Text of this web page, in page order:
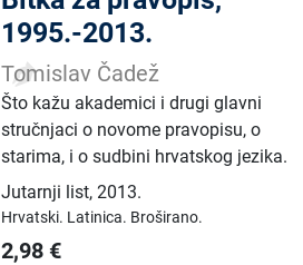
1995.-2013.
Tomislav Čadež
Što kažu akademici i drugi glavni
stručnjaci o novome pravopisu, o
starima, i o sudbini hrvatskog jezika.
Jutarnji list,2013.
Hrvatski. Latinica. Broširano.
2,98 €